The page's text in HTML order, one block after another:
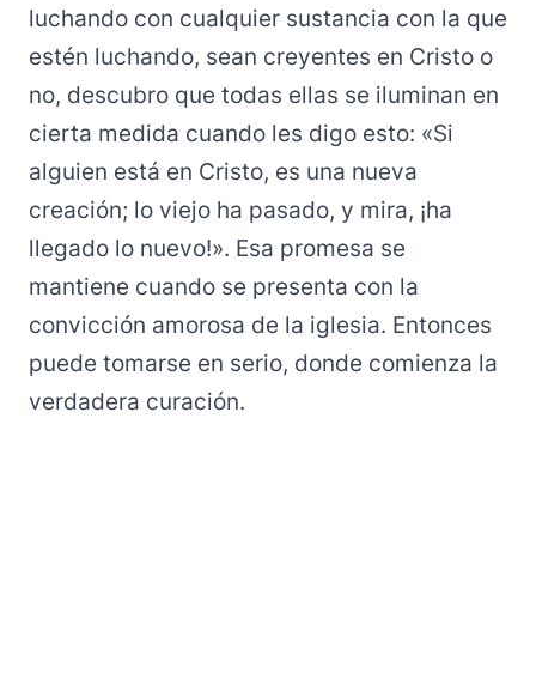
luchando con cualquier sustancia con la que
estén luchando, sean creyentes en Cristo o
no, descubro que todas ellas se iluminan en
cierta medida cuando les digo esto: «Si
alguien está en Cristo, es una nueva
creación; lo viejo ha pasado, y mira, ¡ha
llegado lo nuevo!». Esa promesa se
mantiene cuando se presenta con la
convicción amorosa de la iglesia. Entonces
puede tomarse en serio, donde comienza la
verdadera curación.